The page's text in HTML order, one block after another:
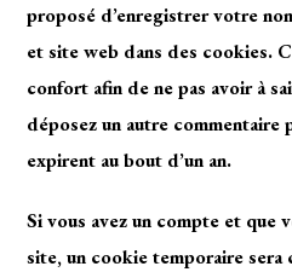
proposé d’enregistrer votre
et site web dans des cookies.
confort afin de ne pas avoir à
déposez un autre commentaire
expirent au bout d’un an.
Si vous avez un compte et que
site, un cookie temporaire